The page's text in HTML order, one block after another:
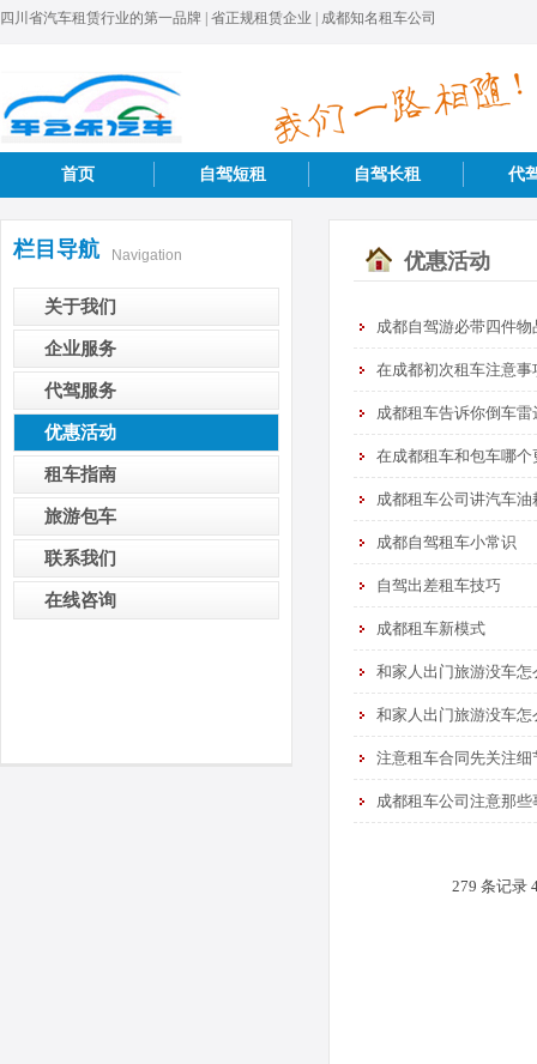
四川省汽车租赁行业的第一品牌 | 省正规租赁企业 | 成都知名租车公司
首页 自驾短租 自驾长租 代
栏目导航 Navigation
关于我们
企业服务
代驾服务
优惠活动
租车指南
旅游包车
联系我们
在线咨询
优惠活动
成都自驾游必带四件物
在成都初次租车注意事
成都租车告诉你倒车雷
在成都租车和包车哪个
成都租车公司讲汽车
成都自驾租车小常识
自驾出差租车技巧
成都租车新模式
和家人出门旅游没车怎
和家人出门旅游没车怎
注意租车合同先关注细
成都租车公司注意那些
279 条记录